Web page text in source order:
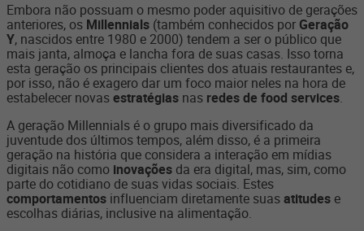
Embora não possuam o mesmo poder aquisitivo de gerações
anteriores, os Millennials (também conhecidos por Geração
Y, nascidos entre 1980 e 2000) tendem a ser o público que
mais janta, almoça e lancha fora de suas casas. Isso torna
esta geração os principais clientes dos atuais restaurantes e,
por isso, não é exagero dar um foco maior neles na hora de
estabelecer novasestratégias nas redes de food services.
A geração Millennials é o grupo mais diversificado da
juventude dos últimos tempos, além disso, é a primeira
geração na história que considera a interação em mídias
digitais não como inovações da era digital, mas, sim, como
parte do cotidiano de suas vidas sociais. Estes
comportamentos influenciam diretamente suasatitudes e
escolhas diárias, inclusive na alimentação.